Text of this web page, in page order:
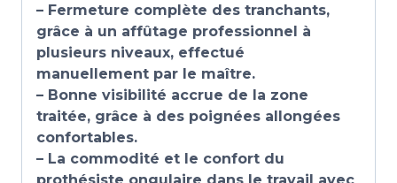
– Fermeture complète des tranchants,
grâce à un affûtage professionnel à
plusieurs niveaux, effectué
manuellement par le maître.
– Bonne visibilité accrue de la zone
traitée, grâce à des poignées allongées
confortables.
– La commodité et le confort du